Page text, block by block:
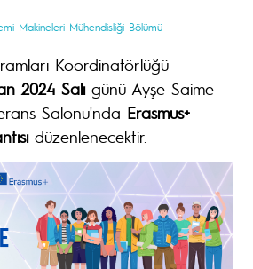
Makineleri Mühendisliği Bölümü
Koordinatörlüğü
2024 Salıgünü Ayşe Saime
Salonu'nda Erasmus+
düzenlenecektir.